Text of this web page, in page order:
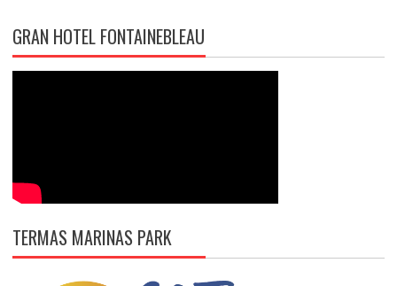
GRAN HOTEL FONTAINEBLEAU
TERMAS MARINAS PARK